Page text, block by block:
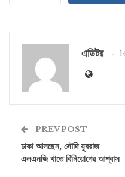
এডিটর
PREV POST
ঢাকা আসছেন, সৌদি যুবরাজ
এলএনজি খাতে বিনিয়োগের আশ্বাস